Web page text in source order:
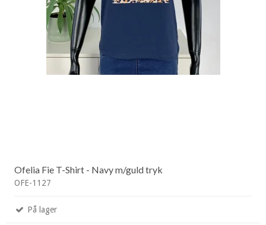
Ofelia Fie T-Shirt - Navy m/guld tryk
OFE-1127
På lager